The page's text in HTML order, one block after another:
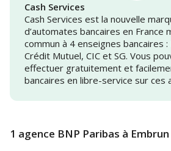
Cash Services
Cash Services est la nouvelle
d’automates bancaires en France
commun à 4 enseignes bancaires :
Crédit Mutuel, CIC et SG. Vous
effectuer gratuitement et
bancaires en libre-service sur ces
1 agence BNP Paribas à Embrun